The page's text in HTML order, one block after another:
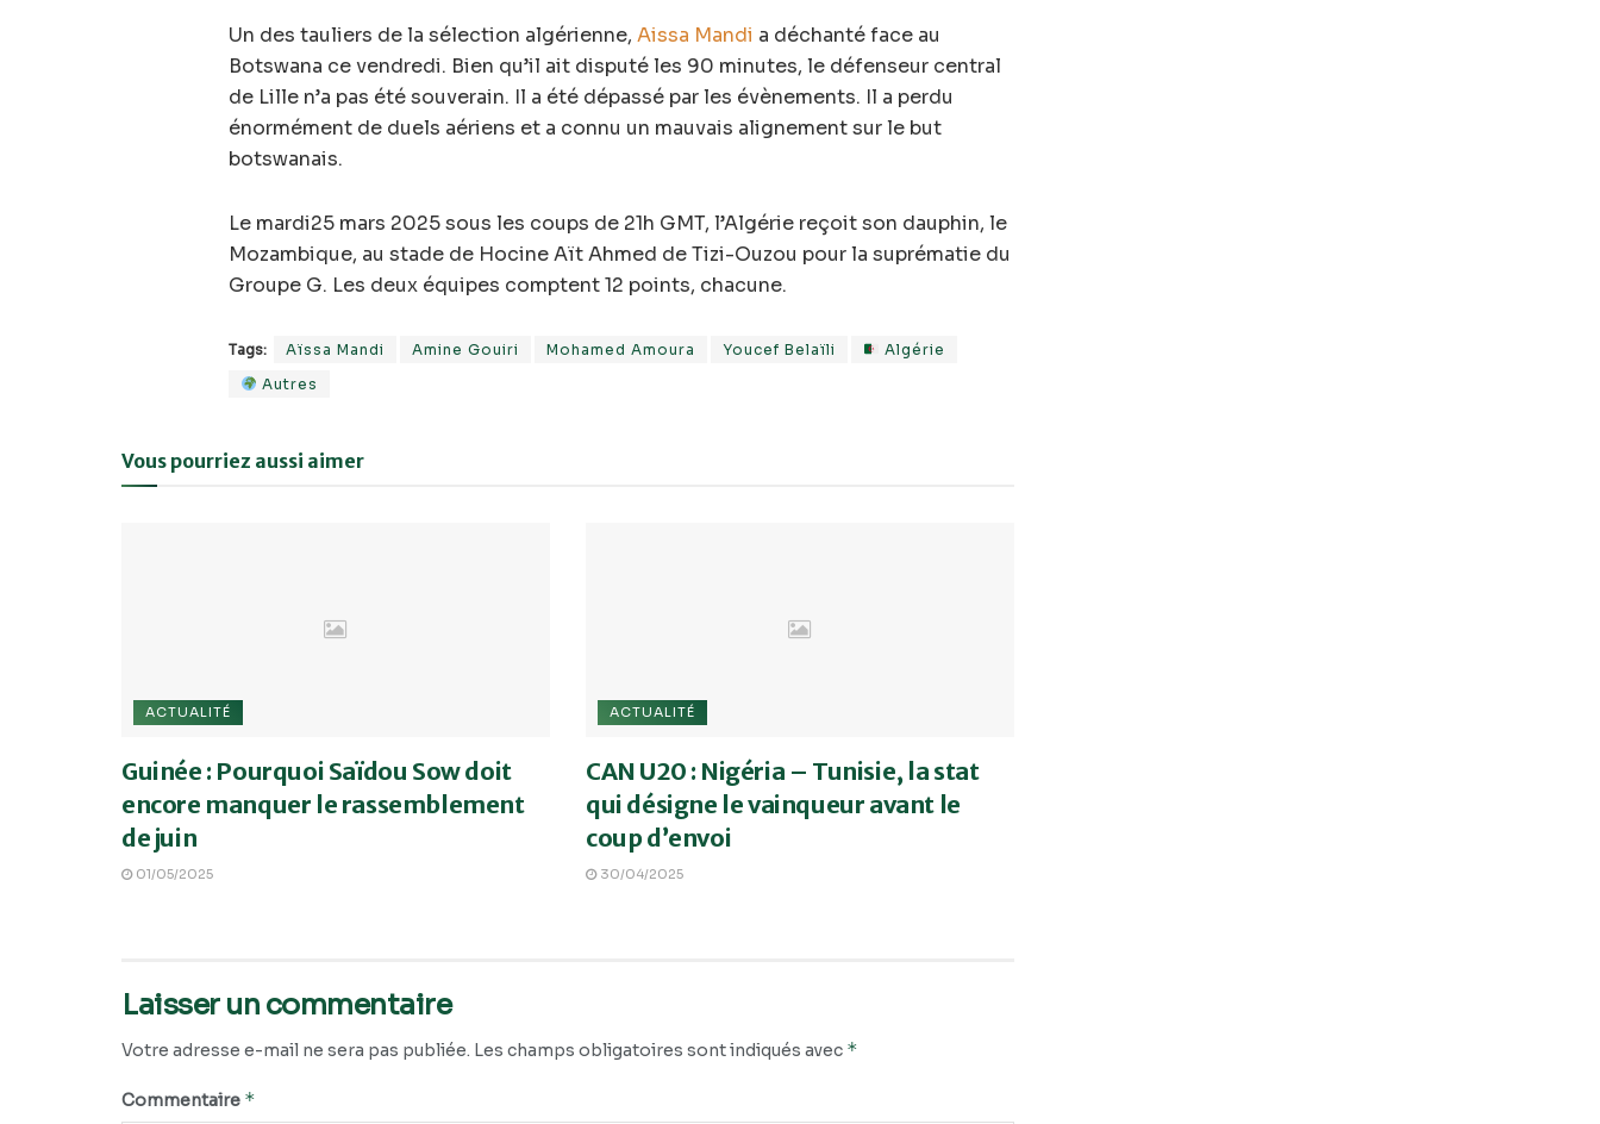
Un des tauliers de la sélection algérienne, Aissa Mandi a déchanté face au
Botswana ce vendredi. Bien qu’il ait disputé les 90 minutes, le défenseur central
de Lille n’a pas été souverain. Il a été dépassé par les évènements. Il a perdu
énormément de duels aériens et a connu un mauvais alignement sur le but
botswanais.
Le mardi25 mars 2025 sous les coups de 21h GMT, l’Algérie reçoit son dauphin, le
Mozambique, au stade de Hocine Aït Ahmed de Tizi-Ouzou pour la suprématie du
Groupe G. Les deux équipes comptent 12 points, chacune.
Tags: Aïssa Mandi Amine Gouiri Mohamed Amoura Youcef Belaïli
Algérie
Autres
Vous pourriez aussi aimer
ACTUALITÉ
Guinée : Pourquoi Saïdou Sow doit
encore manquer le rassemblement
de juin
01/05/2025
ACTUALITÉ
CAN U20 : Nigéria – Tunisie, la stat
qui désigne le vainqueur avant le
coup d’envoi
30/04/2025
Laisser un commentaire
Votre adresse e-mail ne sera pas publiée. Les champs obligatoires sont indiqués avec *
Commentaire *